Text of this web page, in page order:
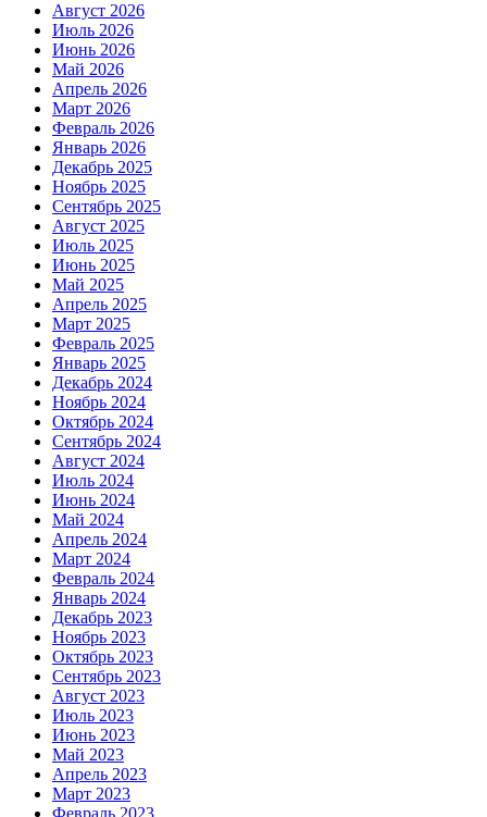
Август 2026
Июль 2026
Июнь 2026
Май 2026
Апрель 2026
Март 2026
Февраль 2026
Январь 2026
Декабрь 2025
Ноябрь 2025
Сентябрь 2025
Август 2025
Июль 2025
Июнь 2025
Май 2025
Апрель 2025
Март 2025
Февраль 2025
Январь 2025
Декабрь 2024
Ноябрь 2024
Октябрь 2024
Сентябрь 2024
Август 2024
Июль 2024
Июнь 2024
Май 2024
Апрель 2024
Март 2024
Февраль 2024
Январь 2024
Декабрь 2023
Ноябрь 2023
Октябрь 2023
Сентябрь 2023
Август 2023
Июль 2023
Июнь 2023
Май 2023
Апрель 2023
Март 2023